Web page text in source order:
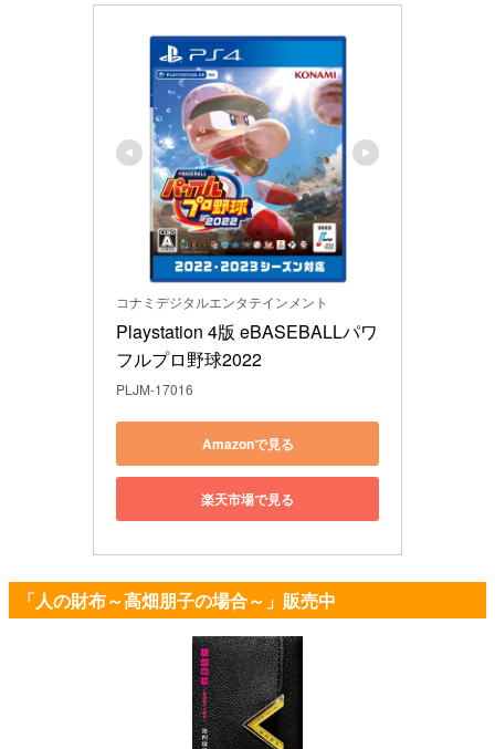
コナミデジタルエンタテインメント
Playstation 4版 eBASEBALLパワ
フルプロ野球2022
PLJM-17016
Amazonで見る
楽天市場で見る
「人の財布～高畑朋子の場合～」販売中